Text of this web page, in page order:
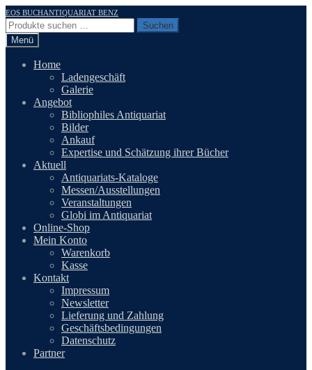
Zur
Navigation
springen
Zum
Inhalt
springen
EOS BUCHANTIQUARIAT BENZ
Suchen
nach:
Suchen
Menü
Home
Ladengeschäft
Galerie
Angebot
Bibliophiles Antiquariat
Bilder
Ankauf
Expertise und Schätzung ihrer Bücher
Aktuell
Antiquariats-Kataloge
Messen/Ausstellungen
Veranstaltungen
Globi im Antiquariat
Online-Shop
Mein Konto
Warenkorb
Kasse
Kontakt
Impressum
Newsletter
Lieferung und Zahlung
Geschäftsbedingungen
Datenschutz
Partner